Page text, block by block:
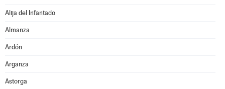
Alija del Infantado
Almanza
Ardón
Arganza
Astorga